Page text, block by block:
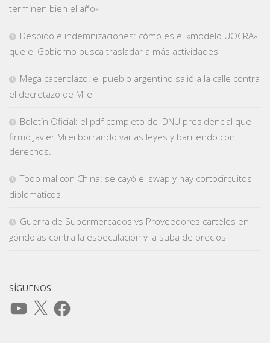
terminen bien el año»
Despido e indemnizaciones: cómo es el «modelo UOCRA»
que el Gobierno busca trasladar a más actividades
Mega cacerolazo: el pueblo argentino salió a la calle contra
el decretazo de Milei
Boletín Oficial: el pdf completo del DNU presidencial que
firmó Javier Milei borrando varias leyes y barriendo con
derechos.
Todo mal con China: se cayó el swap y hay cortocircuitos
diplomáticos
Guerra de Supermercados vs Proveedores carteles en
góndolas contra la especulación y la suba de precios
SÍGUENOS
YouTube
X Facebook